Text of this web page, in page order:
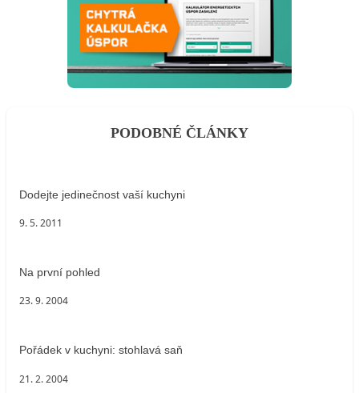
PODOBNÉ ČLÁNKY
Dodejte jedinečnost vaší kuchyni
9. 5. 2011
Na první pohled
23. 9. 2004
Pořádek v kuchyni: stohlavá saň
21. 2. 2004